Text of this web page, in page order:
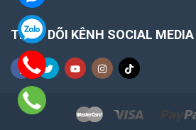
THEO DÕI KÊNH SOCIAL MEDIA